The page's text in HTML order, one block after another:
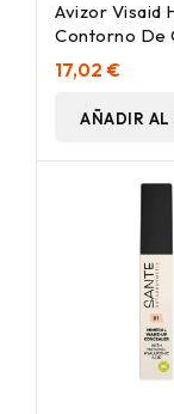
Avizor Visaid
Contorno De
17,02 €
AÑADIR AL